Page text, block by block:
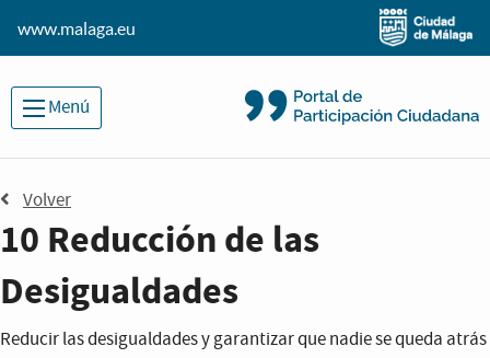
www.malaga.eu
Menú
Volver
10 Reducción de las
Desigualdades
Reducir las desigualdades y garantizar que nadie se queda atrás